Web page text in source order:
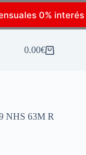
0% interés
0.00€
NHS 63M R